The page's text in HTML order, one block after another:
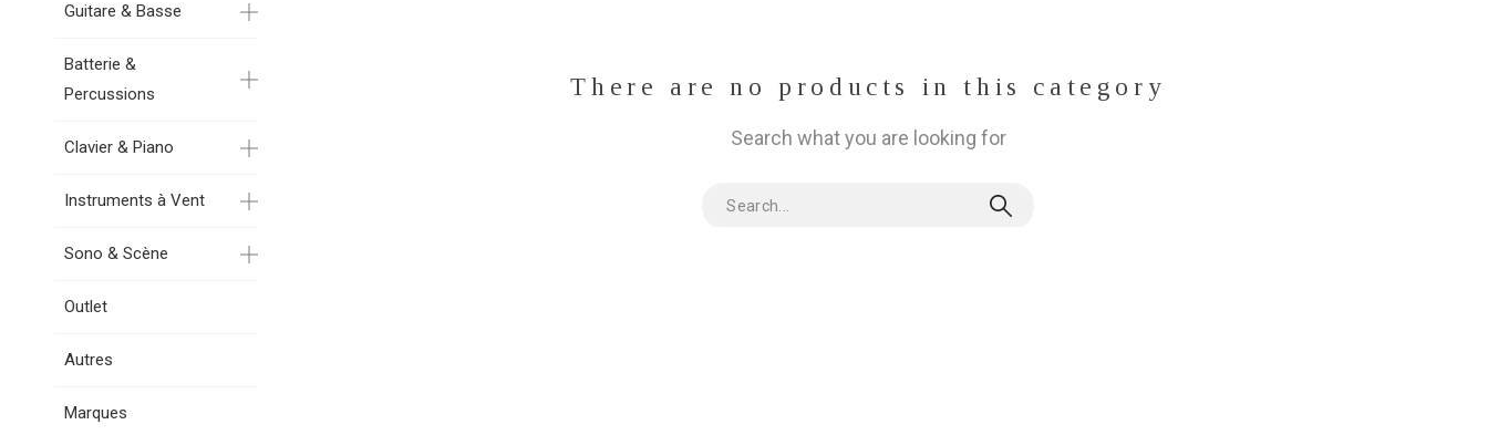
Guitare & Basse
Batterie &
Percussions
Clavier & Piano
Instruments à Vent
Sono & Scène
Outlet
Autres
Marques
There are no products in this category
Search what you are looking for